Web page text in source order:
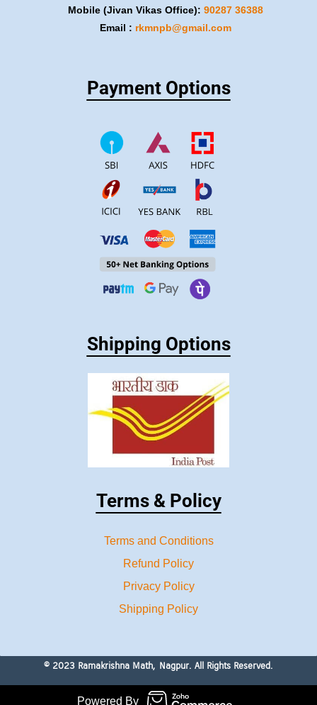
Mobile (Jivan Vikas Office): ​90287 36388
Email : rkmnpb@gmail.com
Payment Options
Shipping Options
Terms & Policy
Terms and Conditions
Refund Policy
Privacy Policy
Shipping Policy
© 2023 Ramakrishna Math, Nagpur. All Rights Reserved.
Powered By